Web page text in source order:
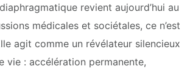
revient aujourd’hui au
médicales et sociétales, ce n’est
agit comme un révélateur silencieux
vie : accélération permanente,